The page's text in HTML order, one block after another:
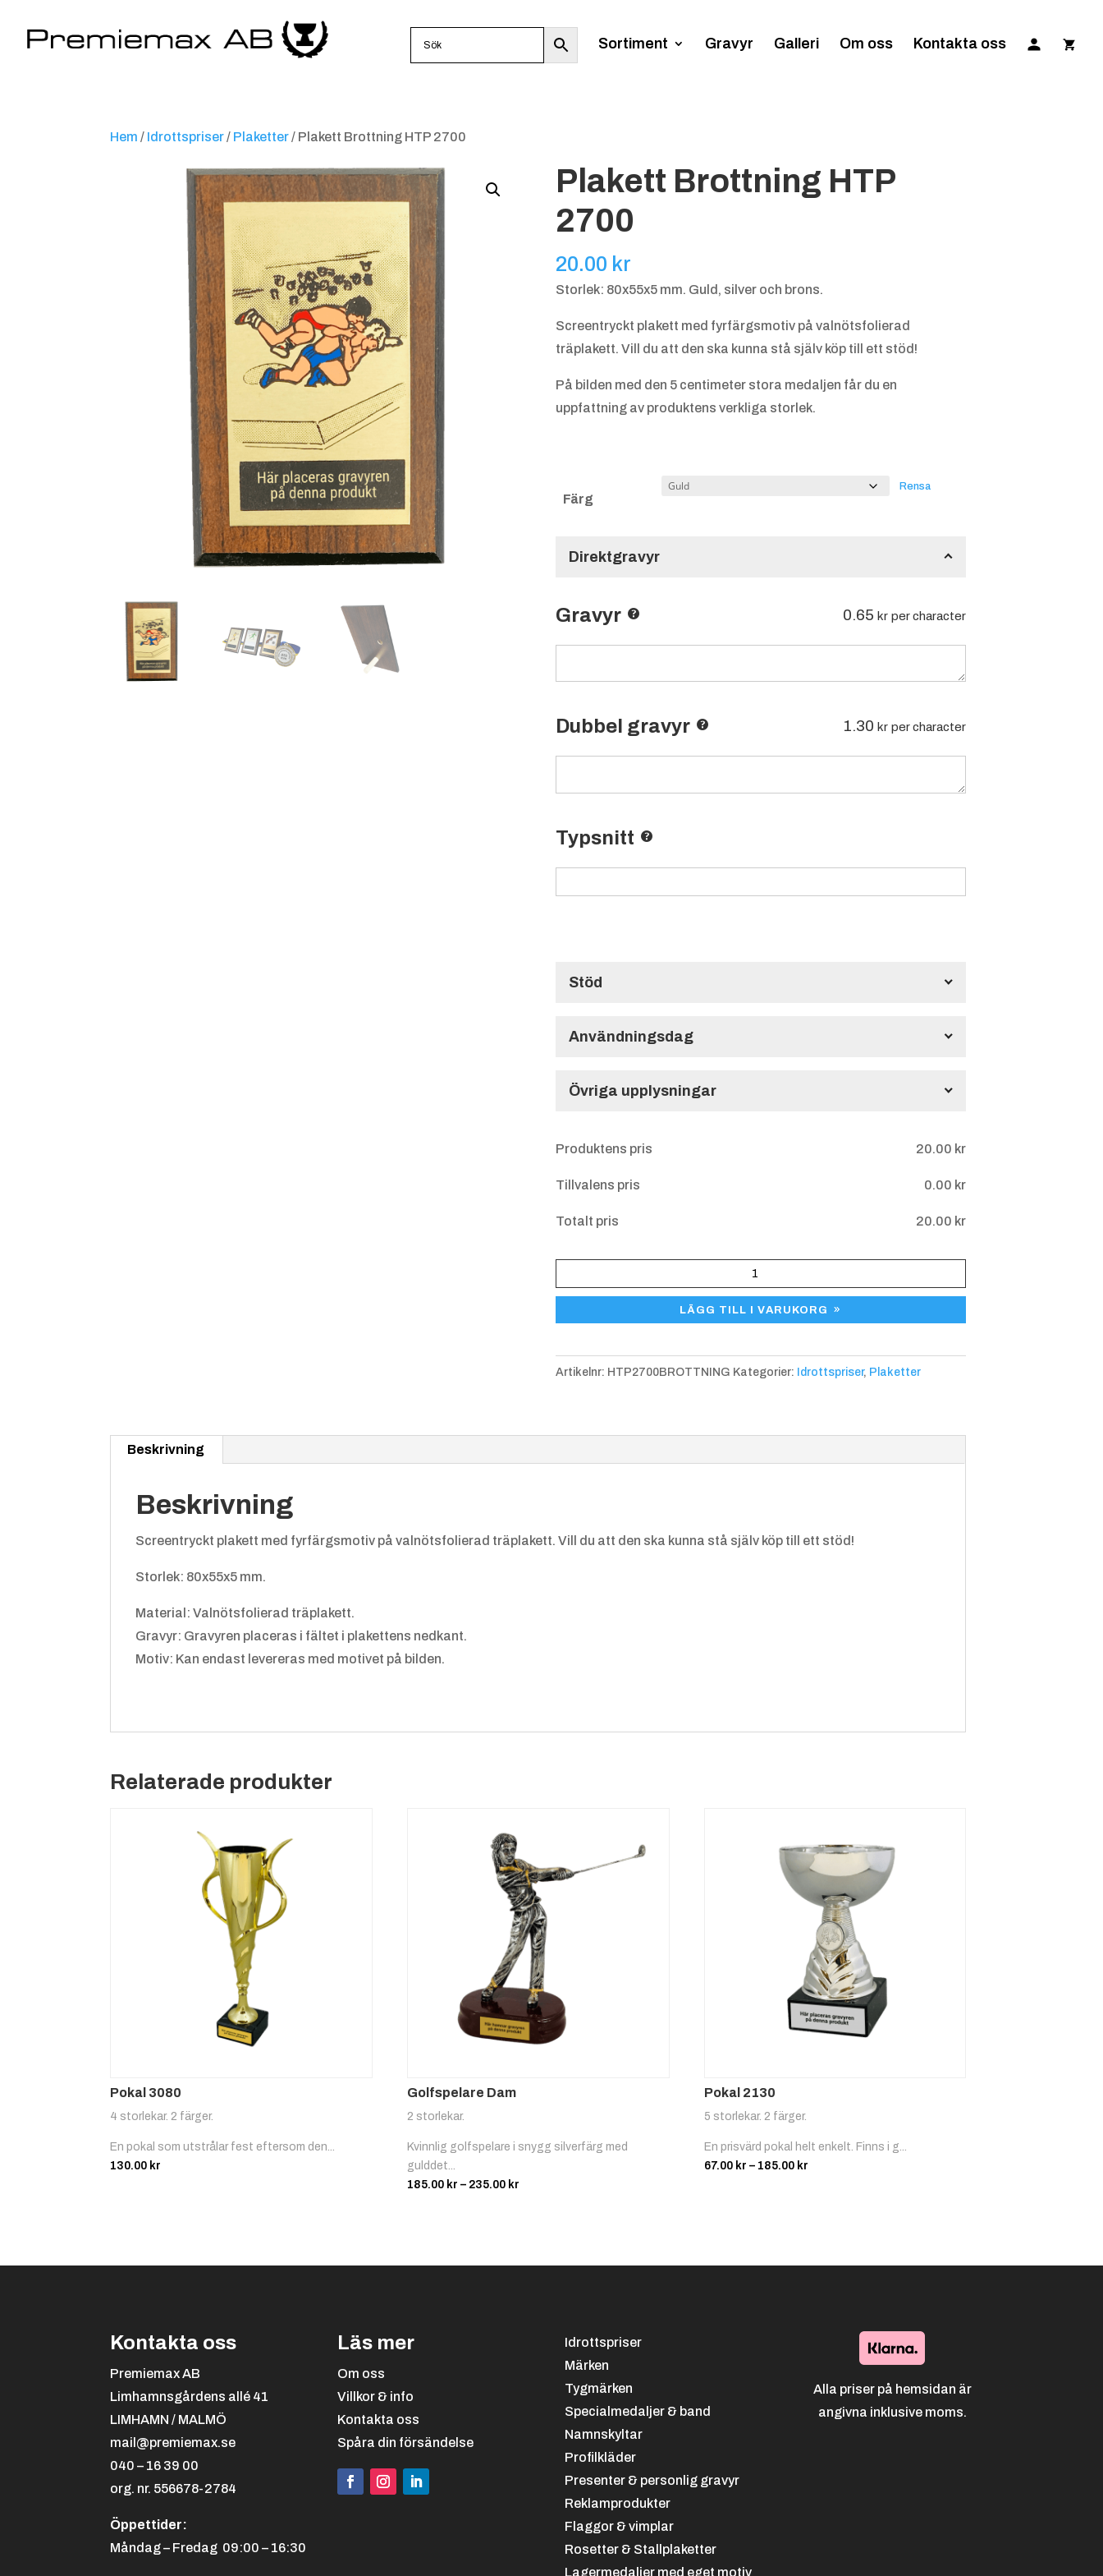
Sortiment Gravyr Galleri Om oss Kontakta oss
Hem / Idrottspriser/ Plaketter/ Plakett Brottning HTP 2700
Plakett Brottning HTP
2700
20.00 kr
Storlek: 80x55x5 mm. Guld, silver och brons.
Screentryckt plakett med fyrfärgsmotiv på valnötsfolierad
träplakett. Vill du att den ska kunna stå själv köp till ett stöd!
På bilden med den 5 centimeter stora medaljen får du en
uppfattning av produktens verkliga storlek.
Färg
Rensa
Direktgravyr
Gravyr 0.65kr per character
Dubbel gravyr 1.30kr per character
Typsnitt
Stöd
1.25 kr
Användningsdag
Övriga upplysningar
Produktens pris 20.00 kr
Tillvalens pris 0.00 kr
Totalt pris 20.00 kr
Brottning
LÄGG TILL I VARUKORG
Artikelnr: HTP2700BROTTNING Kategorier: Idrottspriser, Plaketter
Beskrivning
Beskrivning
Screentryckt plakett med fyrfärgsmotiv på valnötsfolierad träplakett. Vill du att den ska kunna stå själv köp till ett stöd!
Storlek: 80x55x5 mm.
Material: Valnötsfolierad träplakett.
Gravyr: Gravyren placeras i fältet i plakettens nedkant.
Motiv: Kan endast levereras med motivet på bilden.
Relaterade produkter
Pokal 3080
4 storlekar. 2 färger.
En pokal som utstrålar fest eftersom den...
130.00 kr
Golfspelare Dam
2 storlekar.
Kvinnlig golfspelare i snygg silverfärg med
gulddet...
185.00 kr – 235.00 kr
Pokal 2130
5 storlekar. 2 färger.
En prisvärd pokal helt enkelt. Finns i g...
67.00 kr – 185.00 krPrisintervall:
Kontakta oss
Premiemax AB
Limhamnsgårdens allé 41
LIMHAMN / MALMÖ
mail@premiemax.se
040 – 16 39 00
org. nr. 556678-2784
Öppettider:
Måndag – Fredag 09:00 – 16:30
Läs mer
Om oss
Villkor & info
Kontakta oss
Spåra din försändelse
Idrottspriser
Märken
Tygmärken
Specialmedaljer & band
Namnskyltar
Profilkläder
Presenter & personlig gravyr
Reklamprodukter
Flaggor & vimplar
Rosetter & Stallplaketter
Lagermedaljer med eget motiv
Alla priser på hemsidan är
angivna inklusive moms.